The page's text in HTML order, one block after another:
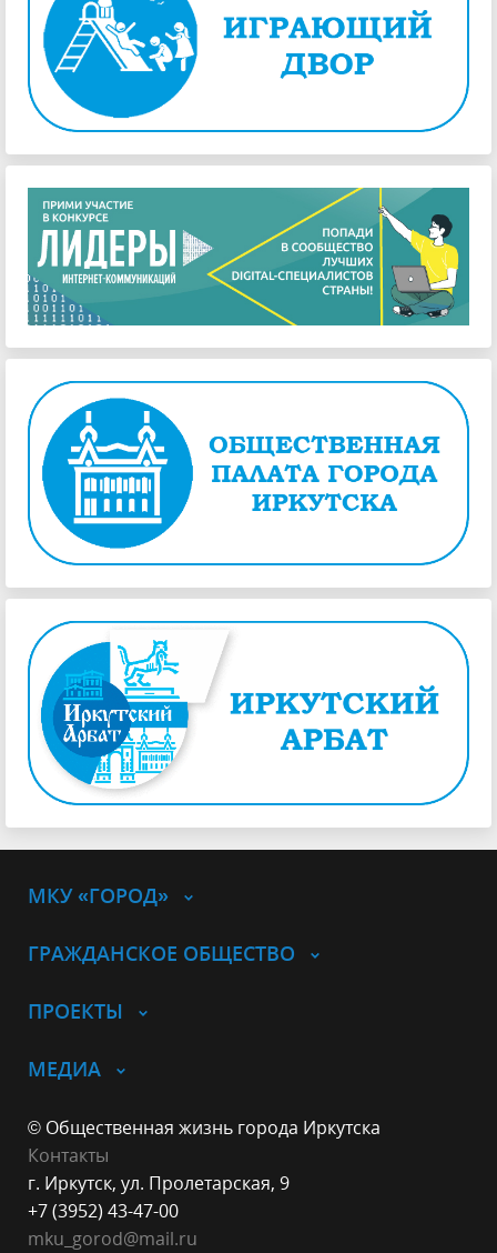
МКУ «ГОРОД»
ГРАЖДАНСКОЕ ОБЩЕСТВО
ПРОЕКТЫ
МЕДИА
© Общественная жизнь города Иркутска
Контакты
г. Иркутск, ул. Пролетарская, 9
+7 (3952) 43-47-00
mku_gorod@mail.ru